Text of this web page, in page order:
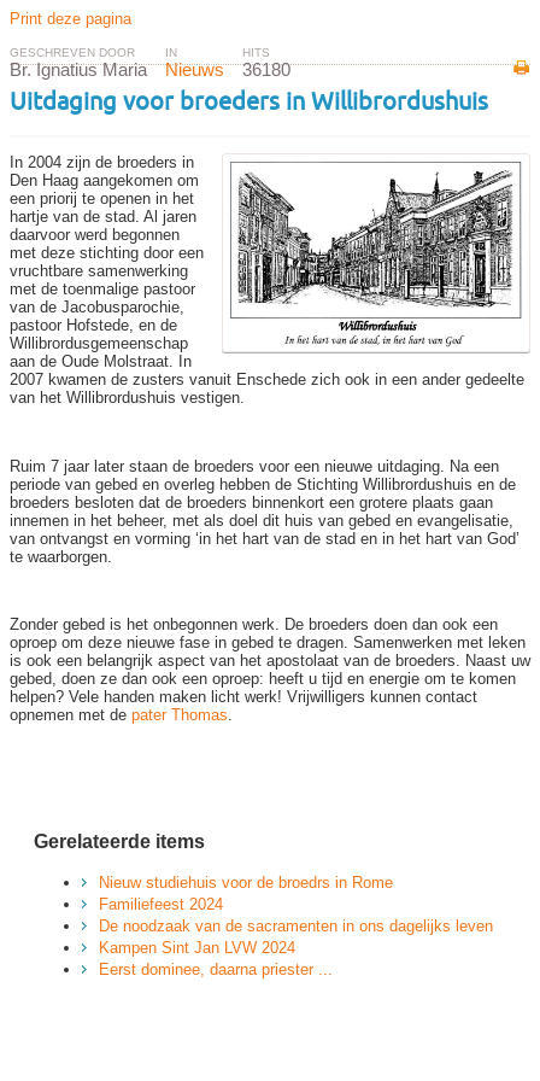
Print deze pagina
GESCHREVEN DOOR
Br. Ignatius Maria
IN
Nieuws
HITS
36180
Uitdaging voor broeders in Willibrordushuis
In 2004 zijn de broeders in
Den Haag aangekomen om
een pri­orij te openen in het
hartje van de stad. Al jaren
daarvoor werd begonnen
met deze stichting door een
vruchtbare samenwer­king
met de toenmalige pas­toor
van de Jacobusparochie,
pastoor Hofstede, en de
Wil­librordusgemeenschap
aan de Oude Molstraat. In
2007 kwamen de zusters vanuit Enschede zich ook in een ander gedeelte
van het Wil­librordushuis vestigen.
Ruim 7 jaar later staan de broeders voor een nieuwe uitdaging. Na een
peri­ode van gebed en overleg hebben de Stichting Willibrordushuis en de
broeders besloten dat de broeders binnenkort een grotere plaats gaan
innemen in het be­heer, met als doel dit huis van gebed en evangelisatie,
van ontvangst en vorming ʻin het hart van de stad en in het hart van Godʼ
te waarborgen.
Zonder gebed is het onbegonnen werk. De broeders doen dan ook een
oproep om deze nieuwe fase in gebed te dragen. Samenwerken met leken
is ook een belangrijk aspect van het apostolaat van de broeders. Naast uw
gebed, doen ze dan ook een oproep: heeft u tijd en ener­gie om te komen
helpen? Vele handen maken licht werk! Vrijwilligers kunnen contact
opnemen met de pater Thomas.
Gerelateerde items
Nieuw studiehuis voor de broedrs in Rome
Familiefeest 2024
De noodzaak van de sacramenten in ons dagelijks leven
Kampen Sint Jan LVW 2024
Eerst dominee, daarna priester ...